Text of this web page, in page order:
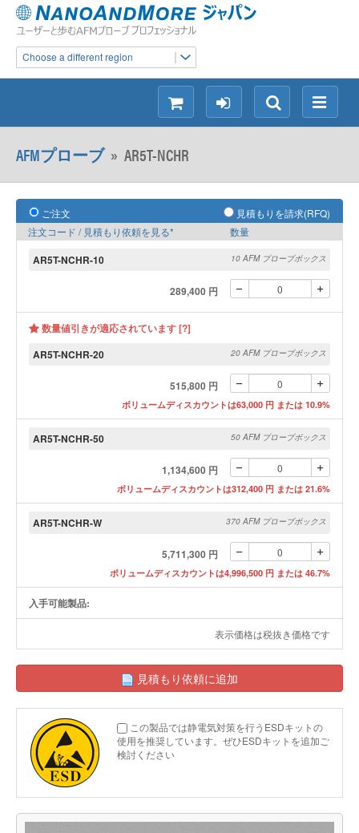
Choose a different region
メ
ニ
検
索
ロ
グ
シ
ョ
ッ
ン
AFMプローブ» AR5T-NCHR
ご注文
見積もりを請求(RFQ)
注文コード / 見積もり依頼を見る*
数量
AR5T-NCHR-10 10 AFM プローブボックス
289,400 円
数量値引きが適応されています [?]
AR5T-NCHR-20
20 AFM プローブボックス
515,800 円
ボリュームディスカウントは63,000 円 または 10.9%
AR5T-NCHR-50 50 AFM プローブボックス
1,134,600 円
ボリュームディスカウントは312,400 円 または 21.6%
AR5T-NCHR-W 370 AFM プローブボックス
5,711,300 円
ボリュームディスカウントは4,996,500 円 または 46.7%
入手可能製品:
表示価格は税抜き価格です
見積もり依頼に追加
この製品では静電気対策を行うESDキットの
使用を推奨しています。ぜひESDキットを追加ご
検討ください